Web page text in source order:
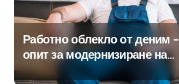
Работно облекло от деним –
опит за модернизиране на
традицията